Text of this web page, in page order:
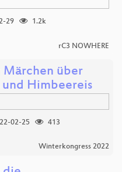
29
1.2k
rC3 NOWHERE
Märchen über
Himbeereis
02-25
413
Winterkongress 2022